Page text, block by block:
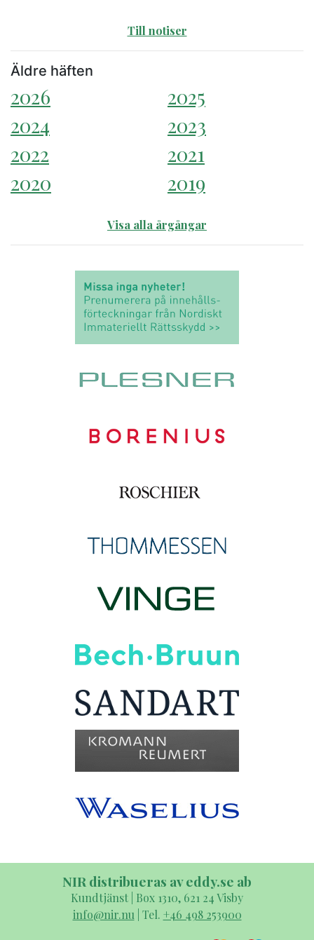
Till notiser
Äldre häften
2026
2025
2024
2023
2022
2021
2020
2019
Visa alla årgångar
NIR distribueras av eddy.se ab
Kundtjänst | Box 1310, 621 24 Visby
info@nir.nu | Tel. +46 498 253900